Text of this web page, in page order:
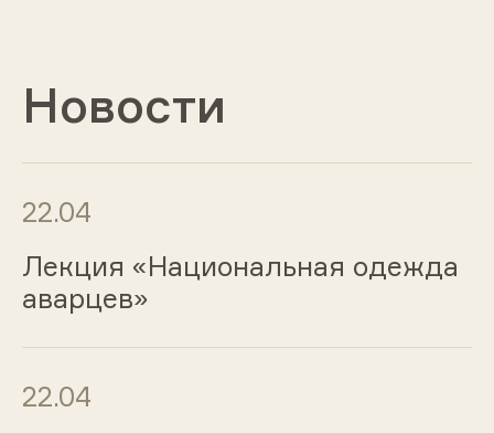
Новости
22.04
Лекция «Национальная одежда
аварцев»
22.04